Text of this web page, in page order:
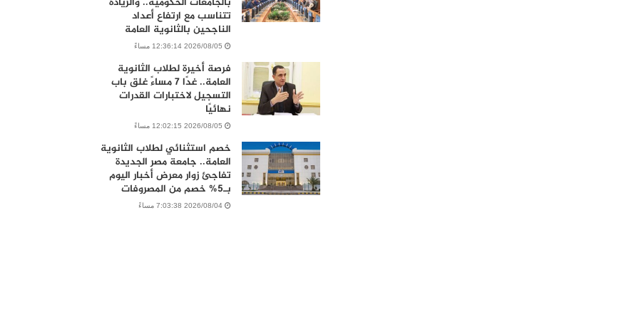
تتناسب مع ارتفاع أعداد
الناجحين بالثانوية العامة
2026/08/05 12:36:14 مساءً
فرصة أخيرة لطلاب الثانوية
العامة.. غدًا 7 مساءً غلق باب
التسجيل لاختبارات القدرات
نهائيًا
2026/08/05 12:02:15 مساءً
خصم استثنائي لطلاب الثانوية
العامة.. جامعة مصر الجديدة
تفاجئ زوار معرض أخبار اليوم
بـ5% خصم من المصروفات
2026/08/04 7:03:38 مساءً